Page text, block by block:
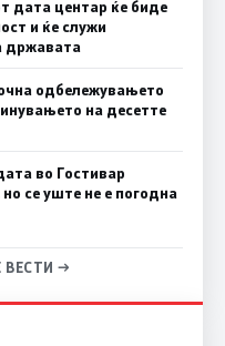
дата центар ќе биде
и ќе служи
државата
одбележувањето
на десетте
во Гостивар
се уште не е погодна
ВЕСТИ →